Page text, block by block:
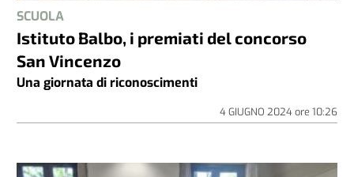
SCUOLA
Istituto Balbo, i premiati del concorso
San Vincenzo
Una giornata di riconoscimenti
4 GIUGNO 2024ore 10:26